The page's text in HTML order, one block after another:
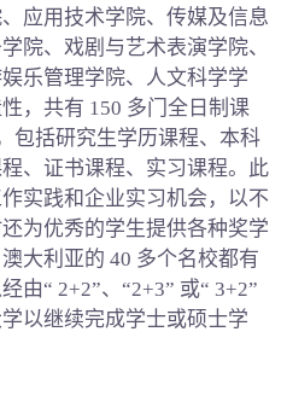
应用技术学院、传媒及信息
院、戏剧与艺术表演学院、
乐管理学院、人文科学学
，共有 150 多门全日制课
包括研究生学历课程、本科
、证书课程、实习课程。此
实践和企业实习机会，以不
为优秀的学生提供各种奖学
大利亚的 40 多个名校都有
由“ 2+2”、“2+3” 或“ 3+2”
以继续完成学士或硕士学